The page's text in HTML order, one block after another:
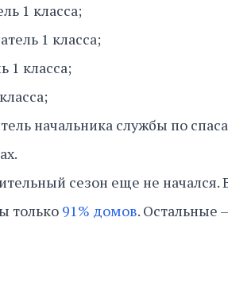
1 класса;
1 класса;
1 класса;
начальника службы по
сезон еще не начался.
только 91% домов. Остальные